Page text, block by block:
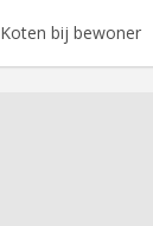
Koten bij bewoner